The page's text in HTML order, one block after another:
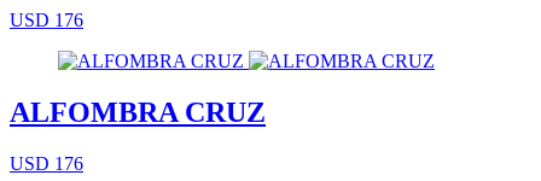
USD 176
ALFOMBRA CRUZ
USD 176